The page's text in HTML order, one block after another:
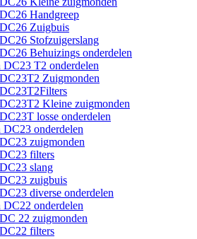
DC26 Handgreep
DC26 Zuigbuis
DC26 Stofzuigerslang
DC26 Behuizings onderdelen
DC23 T2 onderdelen
DC23T2 Zuigmonden
DC23T2Filters
DC23T2 Kleine zuigmonden
DC23T losse onderdelen
DC23 onderdelen
DC23 zuigmonden
DC23 filters
DC23 slang
DC23 zuigbuis
DC23 diverse onderdelen
DC22 onderdelen
DC 22 zuigmonden
DC22 filters